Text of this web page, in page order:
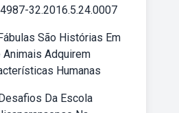
32.2016.5.24.0007
São Histórias Em
Animais Adquirem
Humanas
Da Escola